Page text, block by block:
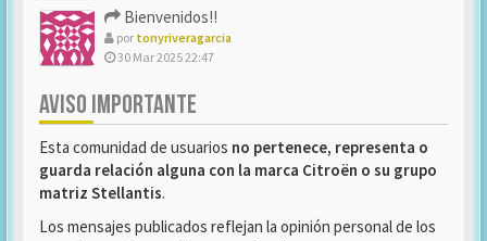
Bienvenidos!!
por tonyriveragarcia
30 Mar 2025 22:47
AVISO IMPORTANTE
Esta comunidad de usuarios no pertenece, representa o
guarda relación alguna con la marca Citroën o su grupo
matriz Stellantis.
Los mensajes publicados reflejan la opinión personal de los